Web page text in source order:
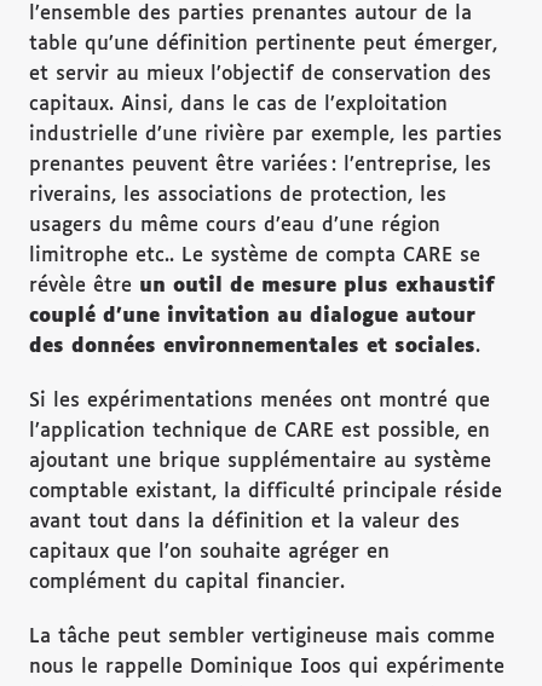
l’ensemble des parties prenantes autour de la
table qu’une définition pertinente peut émerger,
et servir au mieux l’objectif de conservation des
capitaux. Ainsi, dans le cas de l’exploitation
industrielle d’une rivière par exemple, les parties
prenantes peuvent être variées : l’entreprise, les
riverains, les associations de protection, les
usagers du même cours d’eau d’une région
limitrophe etc.. Le système de compta CARE se
révèle être un outil de mesure plus exhaustif
couplé d’une invitation au dialogue autour
des données environnementales et sociales.
Si les expérimentations menées ont montré que
l’application technique de CARE est possible, en
ajoutant une brique supplémentaire au système
comptable existant, la difficulté principale réside
avant tout dans la définition et la valeur des
capitaux que l’on souhaite agréger en
complément du capital financier.
La tâche peut sembler vertigineuse mais comme
nous le rappelle Dominique Ioos qui expérimente